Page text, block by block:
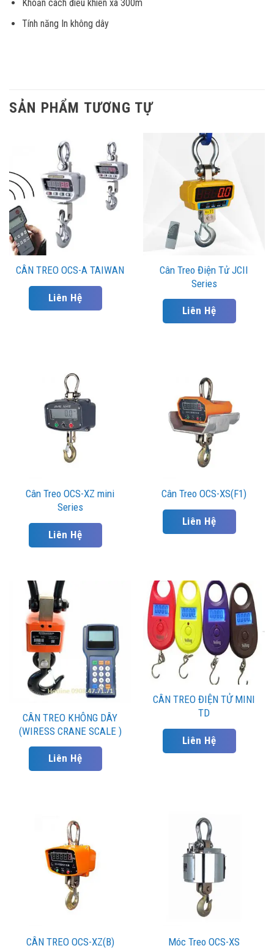
Khoản cách điều khiển xa 300m
Tính năng In không dây
SẢN PHẨM TƯƠNG TỰ
CÂN TREO OCS-A TAIWAN
Liên Hệ
Cân Treo Điện Tử JCII
Series
Liên Hệ
Cân Treo OCS-XZ mini
Series
Liên Hệ
Cân Treo OCS-XS(F1)
Liên Hệ
CÂN TREO KHÔNG DÂY
(WIRESS CRANE SCALE )
Liên Hệ
CÂN TREO ĐIỆN TỬ MINI
TD
Liên Hệ
CÂN TREO OCS-XZ(B) Móc Treo OCS-XS